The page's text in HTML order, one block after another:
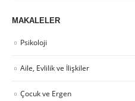
MAKALELER
Psikoloji
Aile, Evlilik ve İlişkiler
Çocuk ve Ergen